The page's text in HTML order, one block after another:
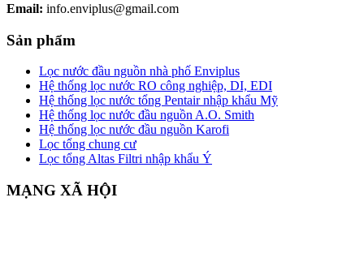
Email: info.enviplus@gmail.com
Sản phẩm
Lọc nước đầu nguồn nhà phố Enviplus
Hệ thống lọc nước RO công nghiệp, DI, EDI
Hệ thống lọc nước tổng Pentair nhập khẩu Mỹ
Hệ thống lọc nước đầu nguồn A.O. Smith
Hệ thống lọc nước đầu nguồn Karofi
Lọc tổng chung cư
Lọc tổng Altas Filtri nhập khẩu Ý
MẠNG XÃ HỘI